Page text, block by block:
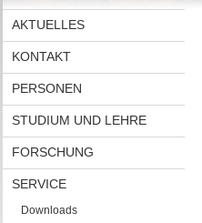
AKTUELLES
KONTAKT
PERSONEN
STUDIUM UND LEHRE
FORSCHUNG
SERVICE
Downloads